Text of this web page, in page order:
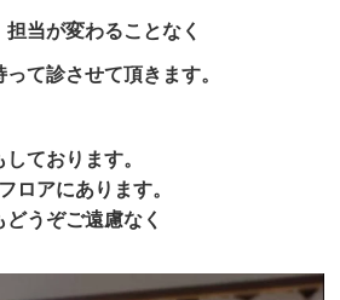
当が変わることなく
て診させて頂きます。
ております。
ロアにあります。
うぞご遠慮なく